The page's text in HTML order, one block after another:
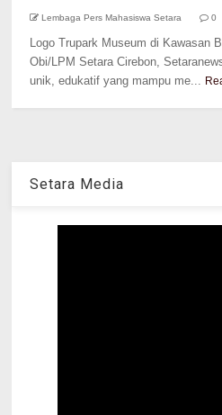
Lembaga Pers Mahasiswa Setara 0
Logo Trupark Museum di Kawasan
Obi/LPM Setara Cirebon,
unik, edukatif yang mampu me...
Setara Media